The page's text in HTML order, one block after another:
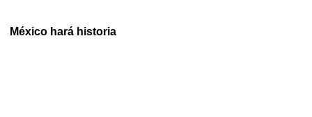
México hará historia